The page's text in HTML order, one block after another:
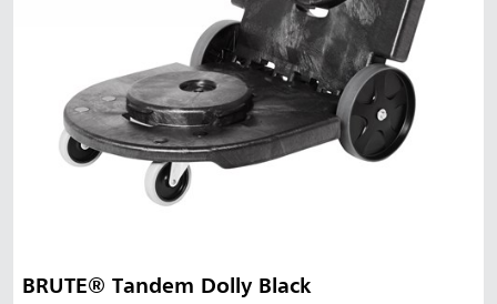
BRUTE® Tandem Dolly Black